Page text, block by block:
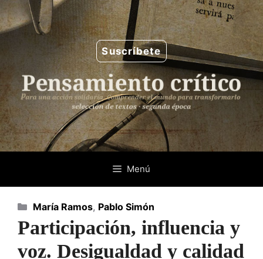
Saltar
al
contenido
Suscríbete
Menú
Participación, influencia y
voz. Desigualdad y calidad
Categorías
María Ramos, Pablo Simón